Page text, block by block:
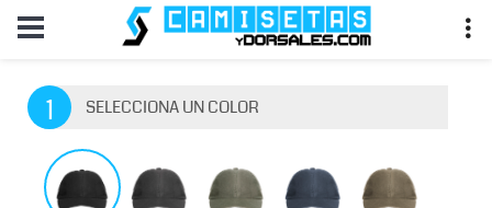
1 SELECCIONA UN COLOR